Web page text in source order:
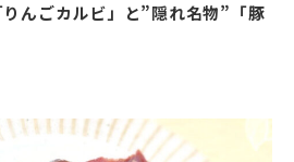
んごカルビ」と”隠れ名物”「豚